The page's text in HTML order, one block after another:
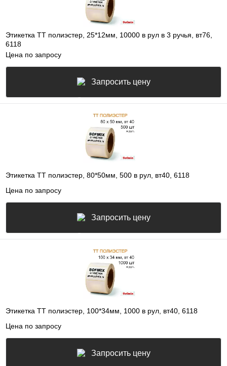
Этикетка ТТ полиэстер, 25*12мм, 10000 в рул в 3 ручья, вт76,
6118
Цена по запросу
Запросить цену
Этикетка ТТ полиэстер, 80*50мм, 500 в рул, вт40, 6118
Цена по запросу
Запросить цену
Этикетка ТТ полиэстер, 100*34мм, 1000 в рул, вт40, 6118
Цена по запросу
Запросить цену